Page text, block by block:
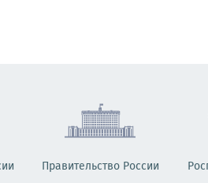
Правительство России